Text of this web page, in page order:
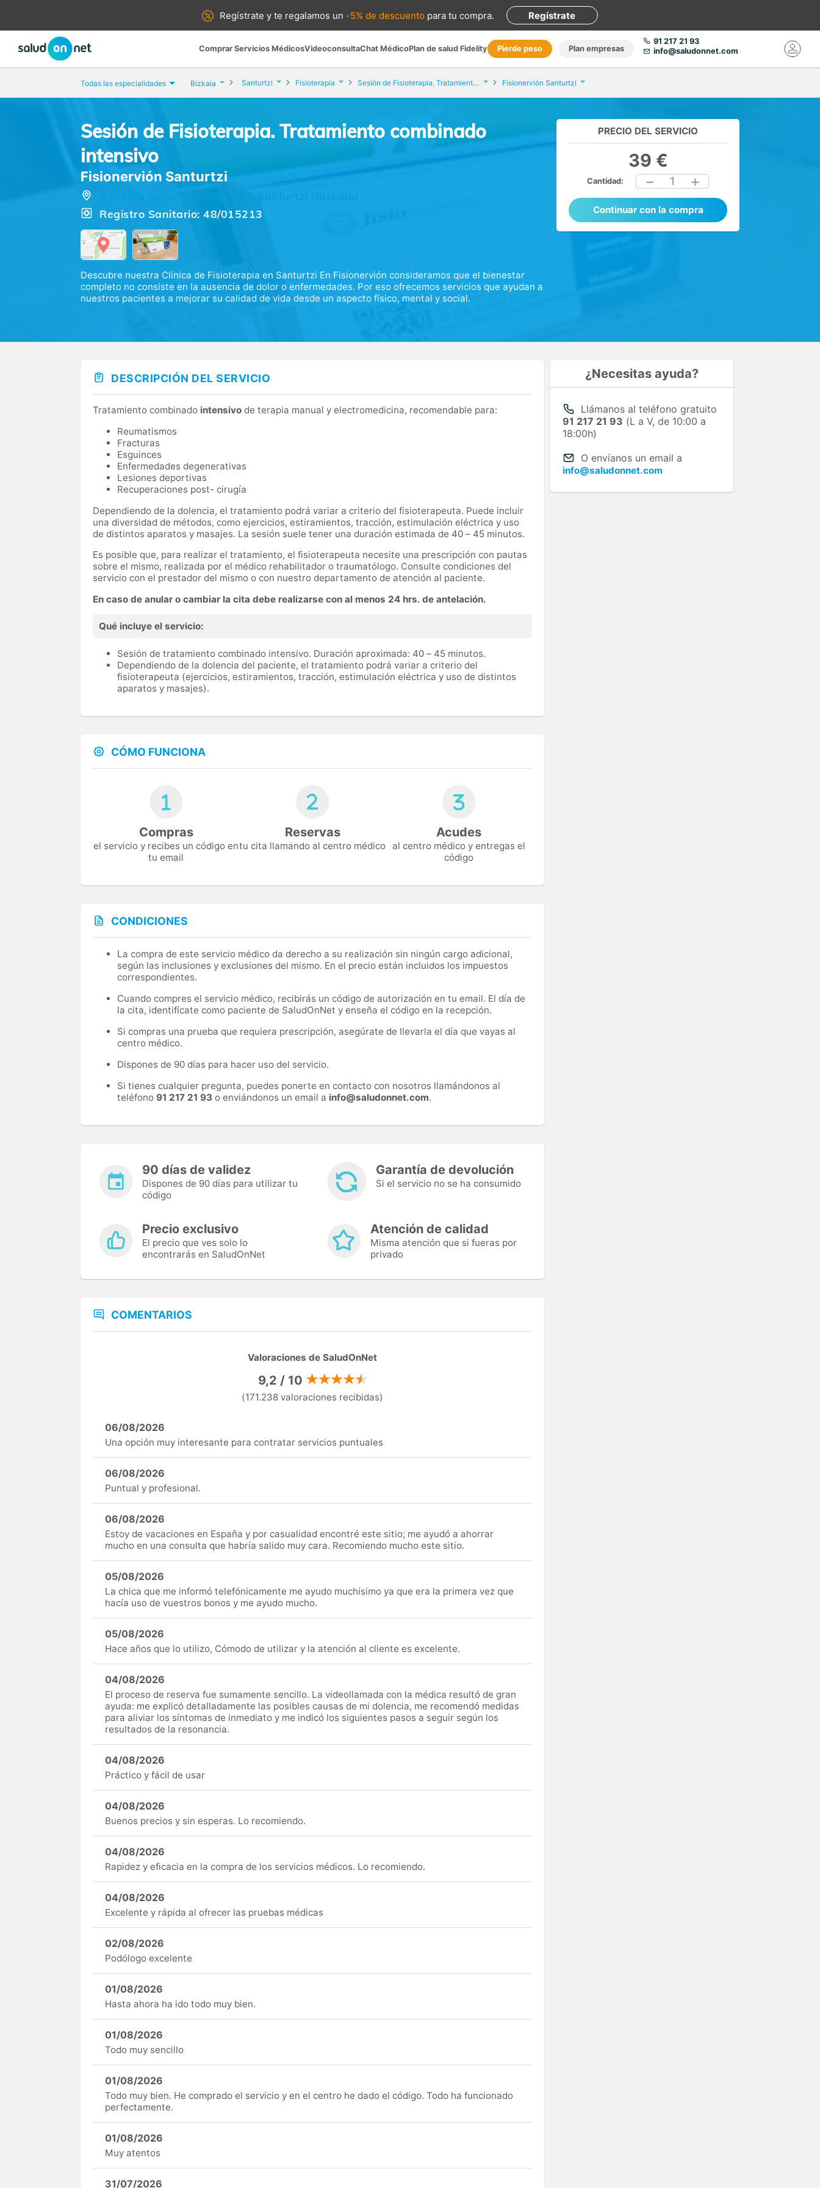
Regístrate yte regalamos un -5% de descuento para tu compra. Regístrate
Comprar Servicios MédicosVideoconsultaChat MédicoPlan de salud Fidelity Pierde peso Plan empresas
91 217 21 93
info@saludonnet.com
Todas las especialidades Bizkaia Santurtzi Fisioterapia Sesión de Fisioterapia. Tratamiento combinado intensivo Fisionervión Santurtzi
Sesión de Fisioterapia. Tratamiento combinado
intensivo
Fisionervión Santurtzi
Avenida Antonio Alzaga, 33, Santurtzi (Bizkaia)
Registro Sanitario: 48/015213
Descubre nuestra Clínica de Fisioterapia en Santurtzi En Fisionervión consideramos que el bienestar
completo no consiste en la ausencia de dolor o enfermedades. Por eso ofrecemos servicios que ayudan a
nuestros pacientes a mejorar su calidad de vida desde un aspecto físico, mental y social.
PRECIO DEL SERVICIO
39 €
Cantidad: 1
Continuar con la compra
DESCRIPCIÓN DEL SERVICIO
Tratamiento combinado intensivo de terapia manual y electromedicina, recomendable para:
Reumatismos
Fracturas
Esguinces
Enfermedades degenerativas
Lesiones deportivas
Recuperaciones post- cirugía
Dependiendo de la dolencia, el tratamiento podrá variar a criterio del fisioterapeuta. Puede incluir
una diversidad de métodos, como ejercicios, estiramientos, tracción, estimulación eléctrica y uso
de distintos aparatos y masajes. La sesión suele tener una duración estimada de 40 – 45 minutos.
Es posible que, para realizar el tratamiento, el fisioterapeuta necesite una prescripción con pautas
sobre el mismo, realizada por el médico rehabilitador o traumatólogo. Consulte condiciones del
servicio con el prestador del mismo o con nuestro departamento de atención al paciente.
En caso de anular o cambiar la cita debe realizarse con al menos 24 hrs. de antelación.
Qué incluye el servicio:
Sesión de tratamiento combinado intensivo. Duración aproximada: 40 – 45 minutos.
Dependiendo de la dolencia del paciente, el tratamiento podrá variar a criterio del
fisioterapeuta (ejercicios, estiramientos, tracción, estimulación eléctrica y uso de distintos
aparatos y masajes).
CÓMO FUNCIONA
Compras
el servicio y recibes un código en
tu email
Reservas
tu cita llamando al centro médico
Acudes
al centro médico y entregas el
código
CONDICIONES
La compra de este servicio médico da derecho a su realización sin ningún cargo adicional,
según las inclusiones y exclusiones del mismo. En el precio están incluidos los impuestos
correspondientes.
Cuando compres el servicio médico, recibirás un código de autorización en tu email. El día de
la cita, identifícate como paciente de SaludOnNet y enseña el código en la recepción.
Si compras una prueba que requiera prescripción, asegúrate de llevarla el día que vayas al
centro médico.
Dispones de 90 días para hacer uso del servicio.
Si tienes cualquier pregunta, puedes ponerte en contacto con nosotros llamándonos al
teléfono 91 217 21 93 o enviándonos un email a info@saludonnet.com.
90 días de validez
Dispones de 90 días para utilizar tu
código
Garantía de devolución
Si el servicio no se ha consumido
Precio exclusivo
El precio que ves solo lo
encontrarás en SaludOnNet
Atención de calidad
Misma atención que si fueras por
privado
COMENTARIOS
Valoraciones de SaludOnNet
9,2 / 10
(171.238 valoraciones recibidas)
06/08/2026
Una opción muy interesante para contratar servicios puntuales
06/08/2026
Puntual y profesional.
06/08/2026
Estoy de vacaciones en España y por casualidad encontré este sitio; me ayudó a ahorrar
mucho en una consulta que habría salido muy cara. Recomiendo mucho este sitio.
05/08/2026
La chica que me informó telefónicamente me ayudo muchísimo ya que era la primera vez que
hacía uso de vuestros bonos y me ayudo mucho.
05/08/2026
Hace años que lo utilizo, Cómodo de utilizar y la atención al cliente es excelente.
04/08/2026
El proceso de reserva fue sumamente sencillo. La videollamada con la médica resultó de gran
ayuda: me explicó detalladamente las posibles causas de mi dolencia, me recomendó medidas
para aliviar los síntomas de inmediato y me indicó los siguientes pasos a seguir según los
resultados de la resonancia.
04/08/2026
Práctico y fácil de usar
04/08/2026
Buenos precios y sin esperas. Lo recomiendo.
04/08/2026
Rapidez y eficacia en la compra de los servicios médicos. Lo recomiendo.
04/08/2026
Excelente y rápida al ofrecer las pruebas médicas
02/08/2026
Podólogo excelente
01/08/2026
Hasta ahora ha ido todo muy bien.
01/08/2026
Todo muy sencillo
01/08/2026
Todo muy bien. He comprado el servicio y en el centro he dado el código. Todo ha funcionado
perfectamente.
01/08/2026
Muy atentos
31/07/2026
¿Necesitas ayuda?
Llámanos al teléfono gratuito
91 217 21 93 (L a V, de 10:00 a
18:00h)
O envíanos un email a
info@saludonnet.com